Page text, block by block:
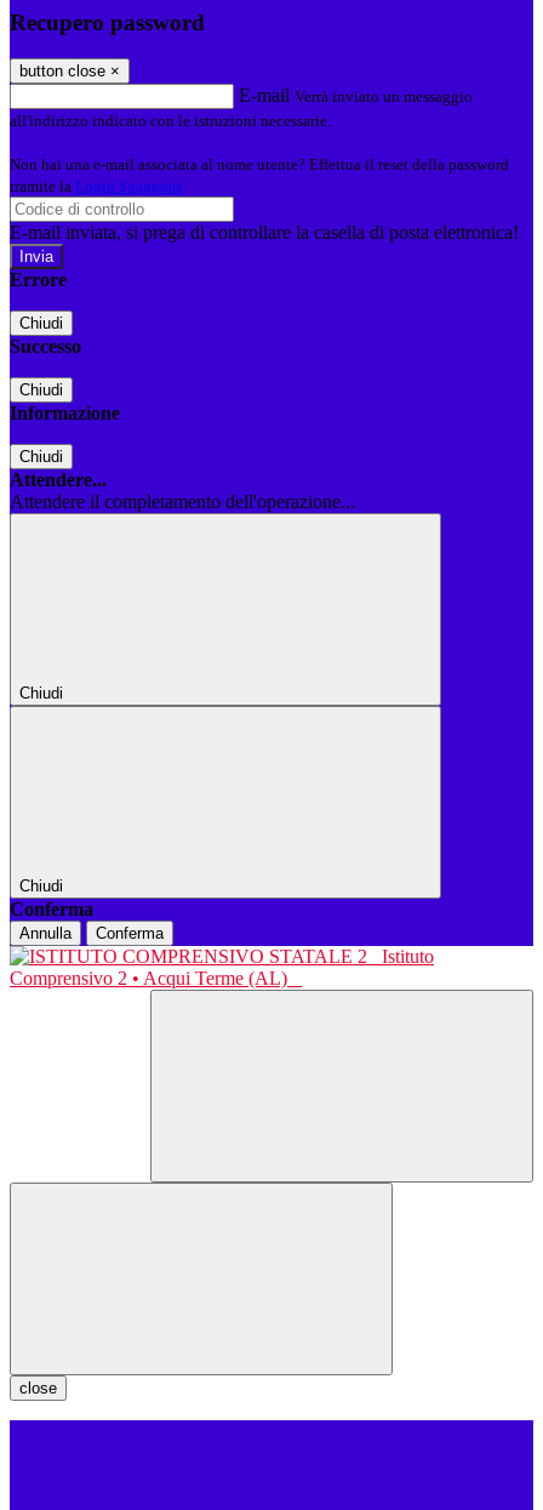
Recupero password
button close ×
E-mail Verrà inviato un messaggio
all'indirizzo indicato con le istruzioni necessarie.
Non hai una e-mail associata al nome utente? Effettua il reset della password
tramite la Login Spaggiari
E-mail inviata, si prega di controllare la casella di posta elettronica!
Errore
Chiudi
Successo
Chiudi
Informazione
Chiudi
Attendere...
Attendere il completamento dell'operazione...
Chiudi
Chiudi
Conferma
Annulla Conferma
Istituto
Comprensivo 2 • Acqui Terme (AL)
close